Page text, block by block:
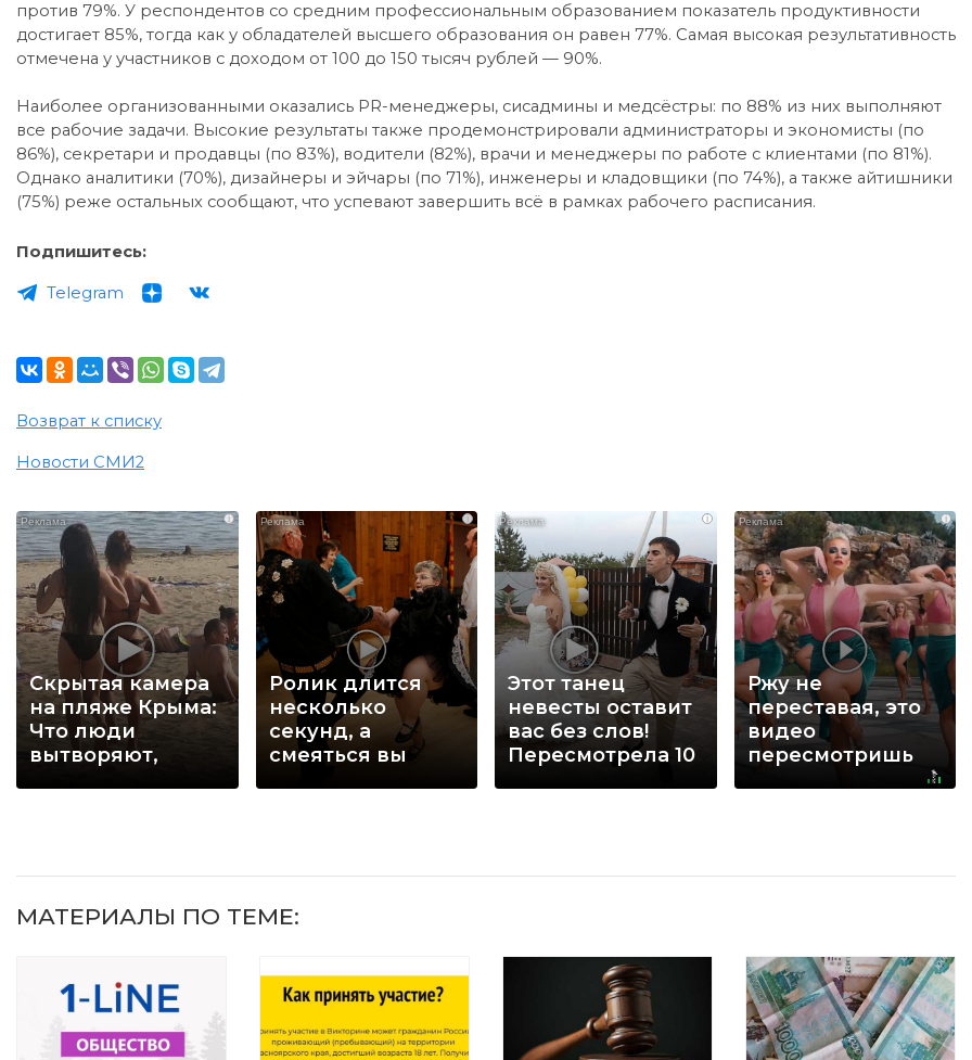
против 79%. У респондентов со средним профессиональным образованием показатель продуктивности
достигает 85%, тогда как у обладателей высшего образования он равен 77%. Самая высокая результативность
отмечена у участников с доходом от 100 до 150 тысяч рублей — 90%.
Наиболее организованными оказались PR-менеджеры, сисадмины и медсёстры: по 88% из них выполняют
все рабочие задачи. Высокие результаты также продемонстрировали администраторы и экономисты (по
86%), секретари и продавцы (по 83%), водители (82%), врачи и менеджеры по работе с клиентами (по 81%).
Однако аналитики (70%), дизайнеры и эйчары (по 71%), инженеры и кладовщики (по 74%), а также айтишники
(75%) реже остальных сообщают, что успевают завершить всё в рамках рабочего расписания.
Подпишитесь:
Telegram
Возврат к списку
Новости СМИ2
i
Скрытая камера
на пляже Крыма:
Что люди
вытворяют,
i
Ролик длится
несколько
секунд, а
смеяться вы
i
Этот танец
невесты оставит
вас без слов!
Пересмотрела 10
i
Ржу не
переставая, это
видео
пересмотришь
МАТЕРИАЛЫ ПО ТЕМЕ: